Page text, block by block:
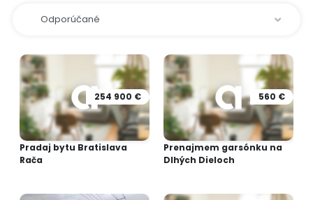
254 900 €
Pradaj bytu Bratislava
Rača
560 €
Prenajmem garsónku na
Dlhých Dieloch